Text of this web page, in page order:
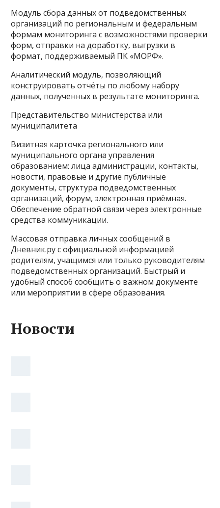
Модуль сбора данных от подведомственных
организаций по региональным и федеральным
формам мониторинга с возможностями проверки
форм, отправки на доработку, выгрузки в
формат, поддерживаемый ПК «МОРФ».
Аналитический модуль, позволяющий
конструировать отчёты по любому набору
данных, полученных в результате мониторинга.
Представительство министерства или
муниципалитета
Визитная карточка регионального или
муниципального органа управления
образованием: лица администрации, контакты,
новости, правовые и другие публичные
документы, структура подведомственных
организаций, форум, электронная приёмная.
Обеспечение обратной связи через электронные
средства коммуникации.
Массовая отправка личных сообщений в
Дневник.ру с официальной информацией
родителям, учащимся или только руководителям
подведомственных организаций. Быстрый и
удобный способ сообщить о важном документе
или мероприятии в сфере образования.
Новости